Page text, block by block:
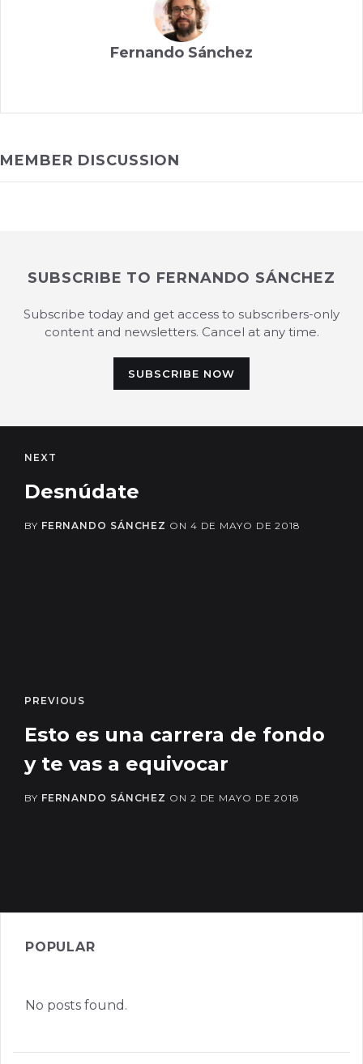
Fernando Sánchez
MEMBER DISCUSSION
SUBSCRIBE TO FERNANDO SÁNCHEZ
Subscribe today and get access to subscribers-only
content and newsletters. Cancel at any time.
SUBSCRIBE NOW
NEXT
Desnúdate
BY FERNANDO SÁNCHEZ ON 4 DE MAYO DE 2018
PREVIOUS
Esto es una carrera de fondo
y te vas a equivocar
BY FERNANDO SÁNCHEZ ON 2 DE MAYO DE 2018
POPULAR
No posts found.